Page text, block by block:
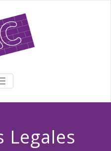
TOGGLE NAVIGATION
Legales